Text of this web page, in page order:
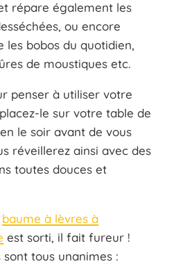
répare également les
ou encore
les bobos du quotidien,
de moustiques etc.
penser à utiliser votre
le sur votre table de
le soir avant de vous
réveillerez ainsi avec des
toutes douces et
baume à lèvres à
est sorti, il fait fureur !
tous unanimes :